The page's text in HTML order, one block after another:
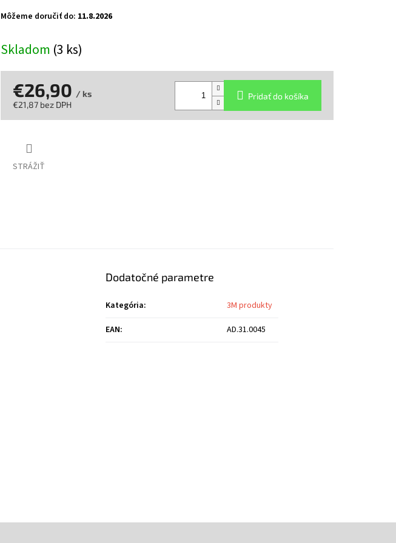
Skladom (3 ks)
Môžeme doručiť do: 11.8.2026
STRÁŽIŤ
€26,90 / ks
€21,87 bez DPH
Pridať do košíka
z
5
Dodatočné parametre
Kategória:
3M produkty
EAN: AD.31.0045